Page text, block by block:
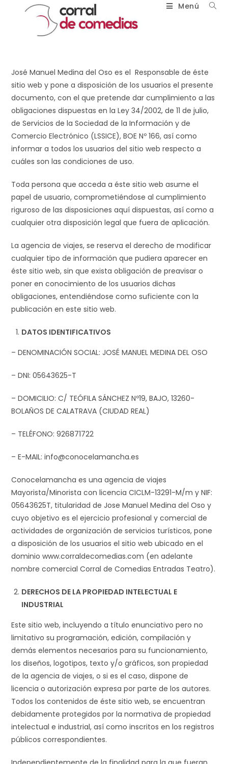
Menú
José Manuel Medina del Oso es el Responsable de éste
sitio web y pone a disposición de los usuarios el presente
documento, con el que pretende dar cumplimiento a las
obligaciones dispuestas en la Ley 34/2002, de 11 de julio,
de Servicios de la Sociedad de la Información y de
Comercio Electrónico (LSSICE), BOE Nº 166, así como
informar a todos los usuarios del sitio web respecto a
cuáles son las condiciones de uso.
Toda persona que acceda a éste sitio web asume el
papel de usuario, comprometiéndose al cumplimiento
riguroso de las disposiciones aquí dispuestas, así como a
cualquier otra disposición legal que fuera de aplicación.
La agencia de viajes, se reserva el derecho de modificar
cualquier tipo de información que pudiera aparecer en
éste sitio web, sin que exista obligación de preavisar o
poner en conocimiento de los usuarios dichas
obligaciones, entendiéndose como suficiente con la
publicación en este sitio web.
DATOS IDENTIFICATIVOS
– DENOMINACIÓN SOCIAL: JOSÉ MANUEL MEDINA DEL OSO
– DNI: 05643625-T
– DOMICILIO: C/ TEÓFILA SÁNCHEZ Nº19, BAJO, 13260-
BOLAÑOS DE CALATRAVA (CIUDAD REAL)
– TELÉFONO: 926871722
– E-MAIL: info@conocelamancha.es
Conocelamancha es una agencia de viajes
Mayorista/Minorista con licencia CICLM-13291-M/m y NIF:
05643625T, titularidad de Jose Manuel Medina del Oso y
cuyo objetivo es el ejercicio profesional y comercial de
actividades de organización de servicios turísticos, pone
a disposición de los usuarios el sitio web ubicado en el
dominio www.corraldecomedias.com (en adelante
nombre comercial Corral de Comedias Entradas Teatro).
DERECHOS DE LA PROPIEDAD INTELECTUAL E
INDUSTRIAL
Este sitio web, incluyendo a título enunciativo pero no
limitativo su programación, edición, compilación y
demás elementos necesarios para su funcionamiento,
los diseños, logotipos, texto y/o gráficos, son propiedad
de la agencia de viajes, o si es el caso, dispone de
licencia o autorización expresa por parte de los autores.
Todos los contenidos de éste sitio web, se encuentran
debidamente protegidos por la normativa de propiedad
intelectual e industrial, así como inscritos en los registros
públicos correspondientes.